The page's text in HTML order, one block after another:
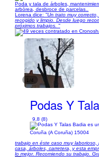
Poda y tala de árboles,
arbòrea, desbroce de parcelas..
Lorena dice: "Un trato muy
recogido y limpio. Desde luego
próximos trabajos. "
1/4
Podas Y
9,8 (8)
Coruña (A Coruña) 15004
trabajo en éste caso muy
casa, árboles, carretera, y esta
lo mejor. Recomiendo su trabajo.